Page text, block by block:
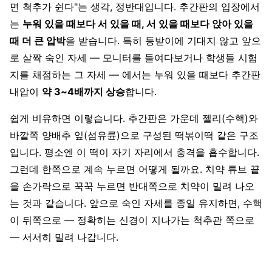
면 척추가 쉰다"는 생각, 정반대입니다. 추간판의 입장에서
는 누워 있을 때보다 서 있을 때, 서 있을 때보다 앉아 있을
때 더 큰 압박을 받습니다. 특히 등받이에 기대지 않고 앞으
로 살짝 숙인 자세 — 모니터를 들여다보거나 학생들 시험
지를 채점하는 그 자세 — 에서는 누워 있을 때보다 추간판
내압이 약 3~4배까지 상승합니다.
쉽게 비유하면 이렇습니다. 추간판은 가운데 젤리(수핵)와
바깥쪽 양배추 잎(섬유륜)으로 구성된 떡볶이떡 같은 구조
입니다. 평소엔 이 떡이 자기 자리에서 충격을 흡수합니다.
그런데 한쪽으로 계속 누르면 어떻게 될까요. 치약 튜브 끝
을 손가락으로 꾹꾹 누르면 반대쪽으로 치약이 밀려 나오
는 것과 같습니다. 앞으로 숙인 자세를 종일 유지하면, 수핵
이 뒤쪽으로 — 정확히는 신경이 지나가는 척추관 쪽으로
— 서서히 밀려 나갑니다.